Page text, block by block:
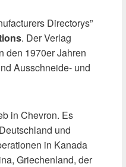
Directorys”
. Der Verlag
den 1970er Jahren
Ausschneide- und
in Chevron. Es
und
in Kanada
Griechenland, der